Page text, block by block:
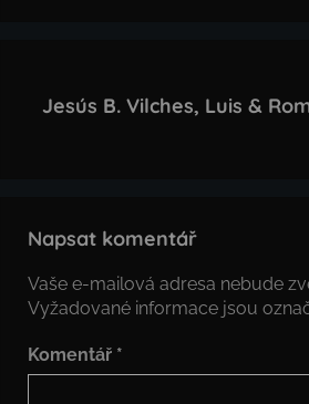
Jesús B. Vilches, Luis &
Napsat komentář
Vaše e-mailová adresa nebude
Vyžadované informace jsou
Komentář *